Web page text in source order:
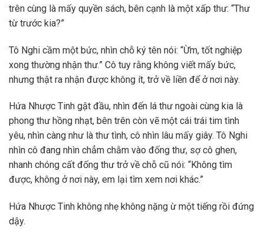
trên cùng là mấy quyền sách, bên cạnh là một xấp thư: “Thư
từ trước kia?”
Tô Nghi cầm một bức, nhìn chỗ ký tên nói: “Ừm, tốt nghiệp
xong thường nhận thư.” Cô tuy rằng không viết mấy bức,
nhưng thật ra nhận được không ít, trở về liền để ở nơi này.
Hứa Nhược Tinh gật đầu, nhìn đến lá thư ngoài cùng kia là
phong thư hồng nhạt, bên trên còn vẽ một cái trái tim tình
yêu, nhìn càng như là thư tình, cô nhìn lâu mấy giây. Tô Nghi
nhìn cô đang nhìn chẳm chằm vào đống thư, sợ cô ghen,
nhanh chóng cất đống thư trở về chỗ cũ nói: “Không tìm
được, không ở nơi này, em lại tìm xem nơi khác.”
Hứa Nhược Tinh không nhẹ không nặng ừ một tiếng rồi đứng
dậy.